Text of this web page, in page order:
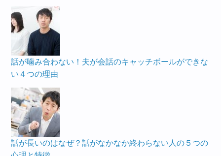
話が噛み合わない！夫が会話のキャッチボールができな
い４つの理由
話が長いのはなぜ？話がなかなか終わらない人の５つの